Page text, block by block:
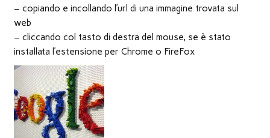
– copiando e incollando l’url di una immagine trovata sul
web
– cliccando col tasto di destra del mouse, se è stato
installata l’estensione per Chrome o FireFox